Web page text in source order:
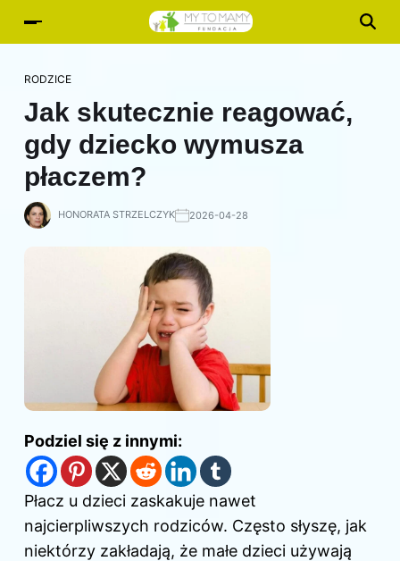
RODZICE
Jak skutecznie reagować,
gdy dziecko wymusza
płaczem?
HONORATA STRZELCZYK 2026-04-28
Podziel się z innymi:
Płacz u dzieci zaskakuje nawet
najcierpliwszych rodziców. Często słyszę, jak
niektórzy zakładają, że małe dzieci używają